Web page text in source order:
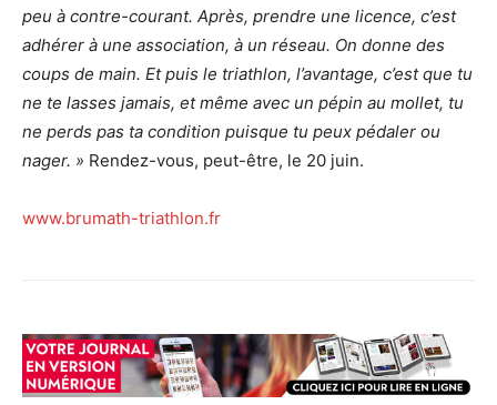
peu à contre-courant. Après, prendre une licence, c’est
adhérer à une association, à un réseau. On donne des
coups de main. Et puis le triathlon, l’avantage, c’est que tu
ne te lasses jamais, et même avec un pépin au mollet, tu
ne perds pas ta condition puisque tu peux pédaler ou
nager. » Rendez-vous, peut-être, le 20 juin.
www.brumath-triathlon.fr